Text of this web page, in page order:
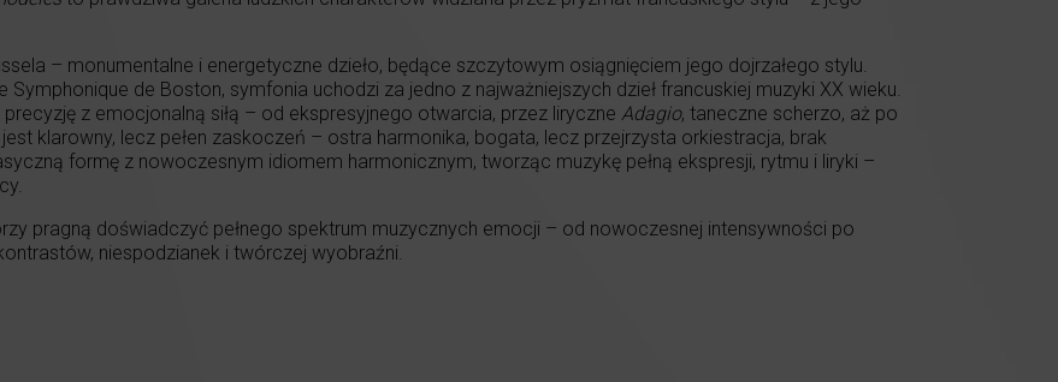
– monumentalne i energetyczne dzieło, będące szczytowym osiągnięciem jego dojrzałego stylu.
de Boston, symfonia uchodzi za jedno z najważniejszych dzieł francuskiej muzyki XX wieku.
z emocjonalną siłą – od ekspresyjnego otwarcia, przez liryczne Adagio, taneczne scherzo, aż po
klarowny, lecz pełen zaskoczeń – ostra harmonika, bogata, lecz przejrzysta orkiestracja, brak
formę z nowoczesnym idiomem harmonicznym, tworząc muzykę pełną ekspresji, rytmu i liryki –
pragną doświadczyć pełnego spektrum muzycznych emocji – od nowoczesnej intensywności po
niespodzianek i twórczej wyobraźni.